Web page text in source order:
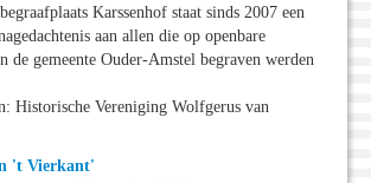
Karssenhof staat sinds 2007 een
aan allen die op openbare
de gemeente Ouder-Amstel begraven werden
Historische Vereniging Wolfgerus van
't Vierkant'